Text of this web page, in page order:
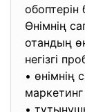
обоптерін
Өнімнің
отандың
негізгі
• өнімнің
•